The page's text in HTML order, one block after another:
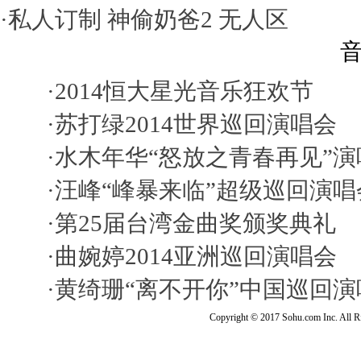
·私人订制 神偷奶爸2 无人区
·2014恒大星光音乐狂欢节
·苏打绿2014世界巡回演唱会
·水木年华“怒放之青春再见”
·汪峰“峰暴来临”超级巡回演
·第25届台湾金曲奖颁奖典礼
·曲婉婷2014亚洲巡回演唱会
·黄绮珊“离不开你”中国巡回
Copyright © 2017 Sohu.com Inc. All